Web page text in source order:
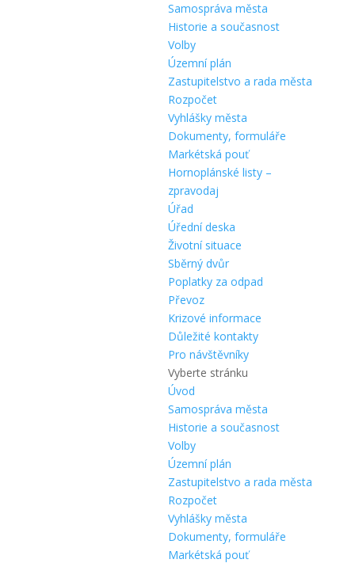
Samospráva města
Historie a současnost
Volby
Územní plán
Zastupitelstvo a rada města
Rozpočet
Vyhlášky města
Dokumenty, formuláře
Markétská pouť
Hornoplánské listy –
zpravodaj
Úřad
Úřední deska
Životní situace
Sběrný dvůr
Poplatky za odpad
Převoz
Krizové informace
Důležité kontakty
Pro návštěvníky
Vyberte stránku
Úvod
Samospráva města
Historie a současnost
Volby
Územní plán
Zastupitelstvo a rada města
Rozpočet
Vyhlášky města
Dokumenty, formuláře
Markétská pouť